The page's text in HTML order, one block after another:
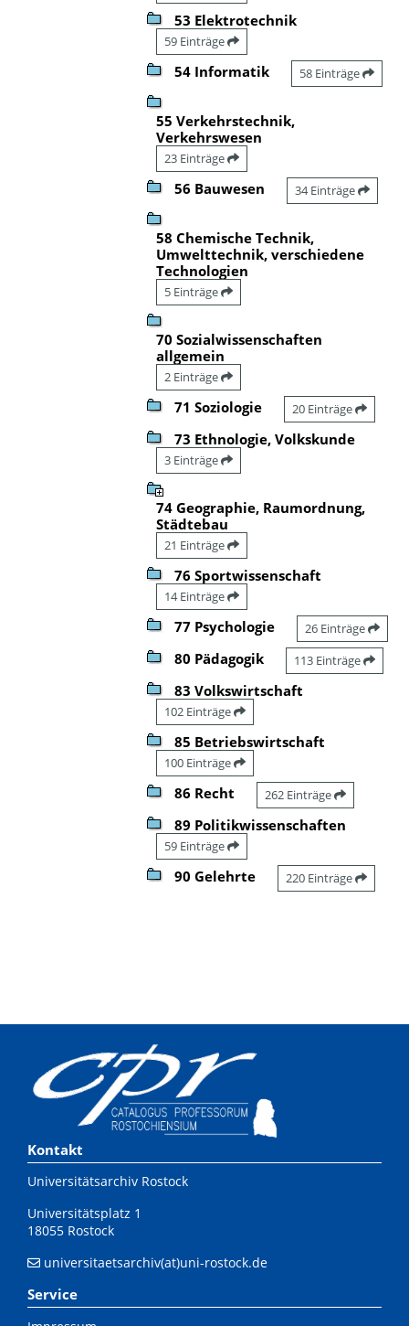
53 Elektrotechnik
59 Einträge
54 Informatik 58 Einträge
55 Verkehrstechnik,
Verkehrswesen
23 Einträge
56 Bauwesen 34 Einträge
58 Chemische Technik,
Umwelttechnik, verschiedene
Technologien
5 Einträge
70 Sozialwissenschaften
allgemein
2 Einträge
71 Soziologie 20 Einträge
73 Ethnologie, Volkskunde
3 Einträge
74 Geographie, Raumordnung,
Städtebau
21 Einträge
76 Sportwissenschaft
14 Einträge
77 Psychologie 26 Einträge
80 Pädagogik 113 Einträge
83 Volkswirtschaft
102 Einträge
85 Betriebswirtschaft
100 Einträge
86 Recht 262 Einträge
89 Politikwissenschaften
59 Einträge
90 Gelehrte 220 Einträge
Kontakt
Universitätsarchiv Rostock
Universitätsplatz 1
18055 Rostock
universitaetsarchiv(at)uni-rostock.de
Service